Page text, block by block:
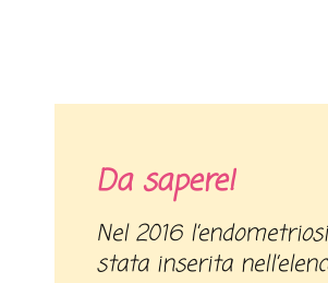
Da sapere!
Nel 2016 l’endometriosi è
stata inserita